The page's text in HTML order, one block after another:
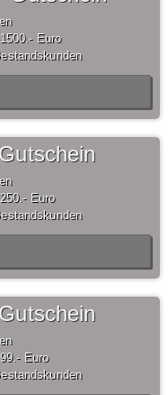
Euro
Euro
Euro